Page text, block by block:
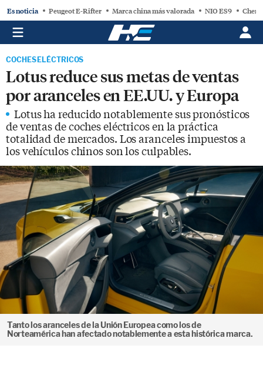
Es noticia Peugeot E-Rifter Marca china más valorada NIO ES9 Chery
COCHES ELÉCTRICOS
Lotus reduce sus metas de ventas
por aranceles en EE.UU. y Europa
Lotus ha reducido notablemente sus pronósticos
de ventas de coches eléctricos en la práctica
totalidad de mercados. Los aranceles impuestos a
los vehículos chinos son los culpables.
Tanto los aranceles de la Unión Europea como los de
Norteamérica han afectado notablemente a esta histórica marca.